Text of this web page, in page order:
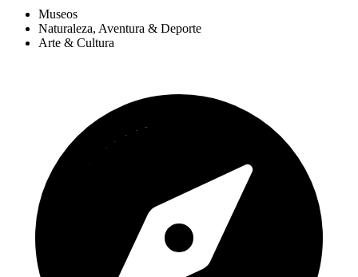
Museos
Naturaleza, Aventura & Deporte
Arte & Cultura